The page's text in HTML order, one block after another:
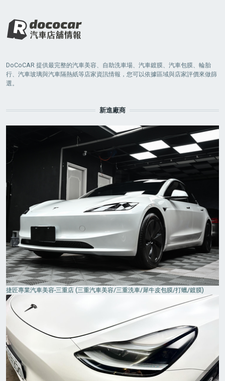
DoCoCAR 提供最完整的汽車美容、自助洗車場、汽車鍍膜、汽車包膜、輪胎
行、汽車玻璃與汽車隔熱紙等店家資訊情報，您可以依據區域與店家評價來做篩
選。
新進廠商
捷匠專業汽車美容-三重店 (三重汽車美容/三重洗車/犀牛皮包膜/打蠟/鍍膜)